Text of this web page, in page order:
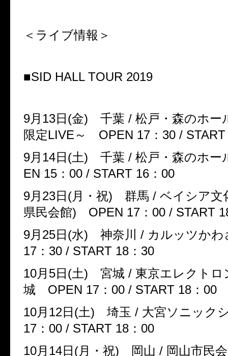
＜ライブ情報＞
■SID HALL TOUR 2019
9月 13日 (金) 千葉 / 松戸・森のホー
限定LIVE ～ OPEN 17 ： 30 /
9月 14日 (土) 千葉 / 松戸・森のホー
EN 15 ： 00 / START 16 ： 00
9月 23日 (月・祝) 群馬 / ベイシア文
県民会館) OPEN 17 ： 00 / START
9月 25日 (水) 神奈川 / カルッツか
17 ： 30 / START 18 ： 30
10月 5日 (土) 宮城 / 東京エレクトロ
城 OPEN 17 ： 00 / START 18 ： 00
10月 12日 (土) 埼玉 / 大宮ソニッ
17 ： 00 / START 18 ： 00
10月 14日 (月・祝) 岡山 / 岡山市民